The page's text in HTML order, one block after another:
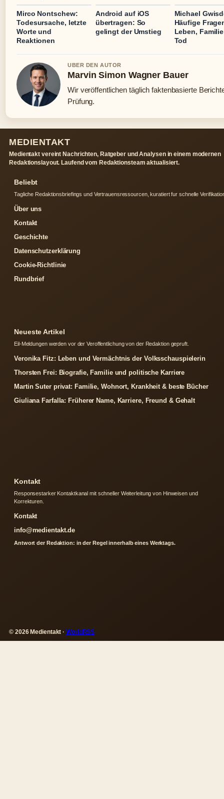
Mirco Nontschew:
Todesursache, letzte
Worte und
Reaktionen
Android auf iOS
übertragen: So
gelingt der Umstieg
Michael
Häufige
Leben,
Tod
UBER DEN AUTOR
Marvin Simon Wagner Bauer
Wir veröffentlichen täglich faktenbasierte
Prüfung.
MEDIENTAKT
Medientakt vereint Nachrichten, Ratgeber und Analysen in einem modernen
Redaktionslayout. Laufend vom Redaktionsteam aktualisiert.
Beliebt
Tagliche Redaktionsbriefings und Vertrauensressourcen, kuratiert fur schnelle
Über uns
Kontakt
Geschichte
Datenschutzerklärung
Cookie-Richtlinie
Rundbrief
Neueste Artikel
Eil-Meldungen werden vor der Veroffentlichung von der Redaktion gepruft.
Veronika Fitz: Leben und Vermächtnis der Volksschauspielerin
Thorsten Frei: Biografie, Familie und politische Karriere
Martin Suter privat: Familie, Wohnort, Krankheit & beste Bücher
Giuliana Farfalla: Früherer Name, Karriere, Freund & Gehalt
Kontakt
Responsestarker Kontaktkanal mit schneller Weiterleitung von Hinweisen und
Korrekturen.
Kontakt
info@medientakt.de
Antwort der Redaktion: in der Regel innerhalb eines Werktags.
© 2026 Medientakt ·WorldRSS